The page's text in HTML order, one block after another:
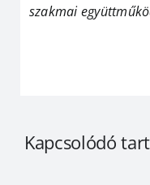
szakmai
Kapcsolódó